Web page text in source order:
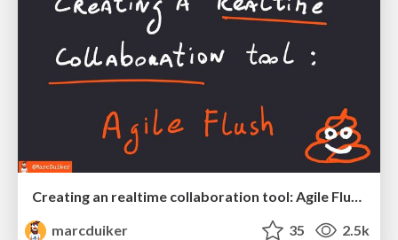
Creating an realtime collaboration tool: Agile Flush - .NET Oxford
marcduiker
35 2.5k